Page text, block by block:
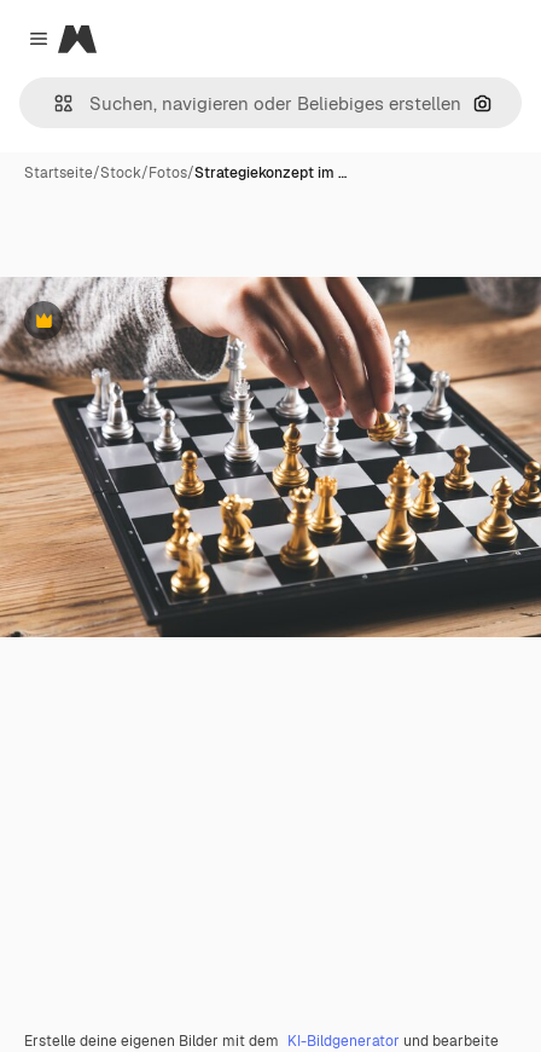
Close menu
Magnific
Nach
Startseite/Stock/Fotos/Strategiekonzept im …
Premium
Erstelle deine eigenen Bilder mit dem KI-Bildgenerator und bearbeite